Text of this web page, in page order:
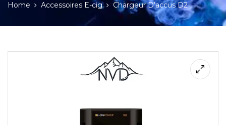
Home Accessoires E-cig Chargeur D’accus D2